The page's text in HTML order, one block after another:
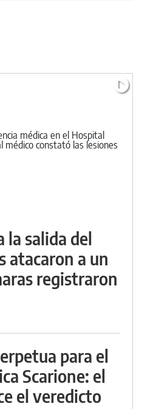
la salida del
atacaron a un
registraron
para el
Scarione: el
el veredicto